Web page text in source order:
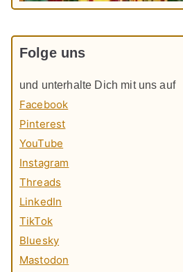
Folge uns
und unterhalte Dich mit uns auf
Facebook
Pinterest
YouTube
Instagram
Threads
LinkedIn
TikTok
Bluesky
Mastodon